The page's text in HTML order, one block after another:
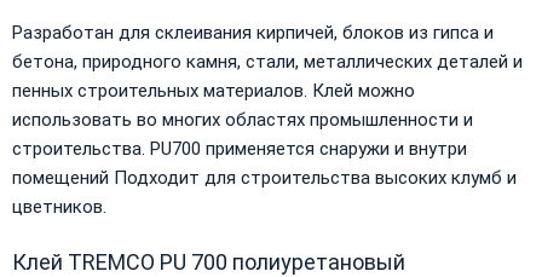
Разработан для склеивания кирпичей, блоков из гипса и
бетона, природного камня, стали, металлических деталей и
пенных строительных материалов. Клей можно
использовать во многих областях промышленности и
строительства. PU700 применяется снаружи и внутри
помещений Подходит для строительства высоких клумб и
цветников.
Клей TREMCO PU 700 полиуретановый